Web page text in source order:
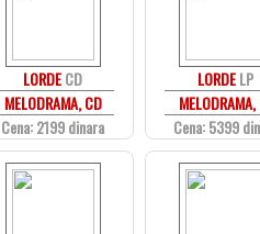
LORDECD
MELODRAMA, CD
Cena: 2199 dinara
LORDELP
Cena: 5399